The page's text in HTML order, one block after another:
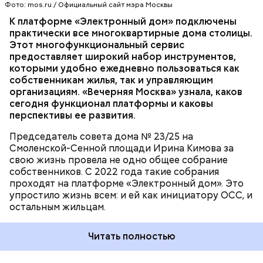
Фото: mos.ru / Официальный сайт мэра Москвы
К платформе «Электронный дом» подключены
практически все многоквартирные дома столицы.
Этот многофункциональный сервис
предоставляет широкий набор инструментов,
которыми удобно ежедневно пользоваться как
собственникам жилья, так и управляющим
организациям. «Вечерняя Москва» узнала, каков
сегодня функционал платформы и каковы
перспективы ее развития.
Председатель совета дома № 23/25 на
Смоленской-Сенной площади Ирина Кимова за
свою жизнь провела не одно общее собрание
собственников. С 2022 года такие собрания
проходят на платформе «Электронный дом». Это
упростило жизнь всем: и ей как инициатору ОСС, и
остальным жильцам.
потихоньку за три года мы пришли к полному
доверию, — говорит Ирина Кимова.
Читать полностью
ТЕХНОЛОГИИ
ПРОЕКТ «ЭЛЕКТРОННЫЙ ДОМ»
МОСКВА
ЖКХ
участников программы реновации уже пять жилых
комплексов.
— С 27 апреля определяться с выбором квартир в
новостройке начнут москвичи из домов 6 и 7 в
Боровском проезде. Через две недели, 12 мая, к ним
присоединятся горожане из двух соседних
пятиэтажек — домов 9 и 11, а жители дома 4
приступят к осмотру жилья с 25 мая. Переехать в
новое жилье они смогут сразу после заключения
договоров. С оформлением документов
участникам программы реновации помогают
сотрудники Департамента городского имущества,
работающие в Центре информирования.
Поэтапное переселение позволит им уделить
достаточно внимания каждой семье и сделает
переезд более комфортным, — сообщила министр
правительства Москвы, руководитель
Департамента городского имущества Екатерина
Соловьева.
на портале mos.ru. С ее помощью можно узнать,
как организован переезд, получить информацию о
необходимых документах для оформления
договора, а также воспользоваться ссылками на
полезные услуги. Если настроить параметры
переезда, в суперсервисе появится возможность
ознакомиться с инструкцией под конкретную
жизненную ситуацию.